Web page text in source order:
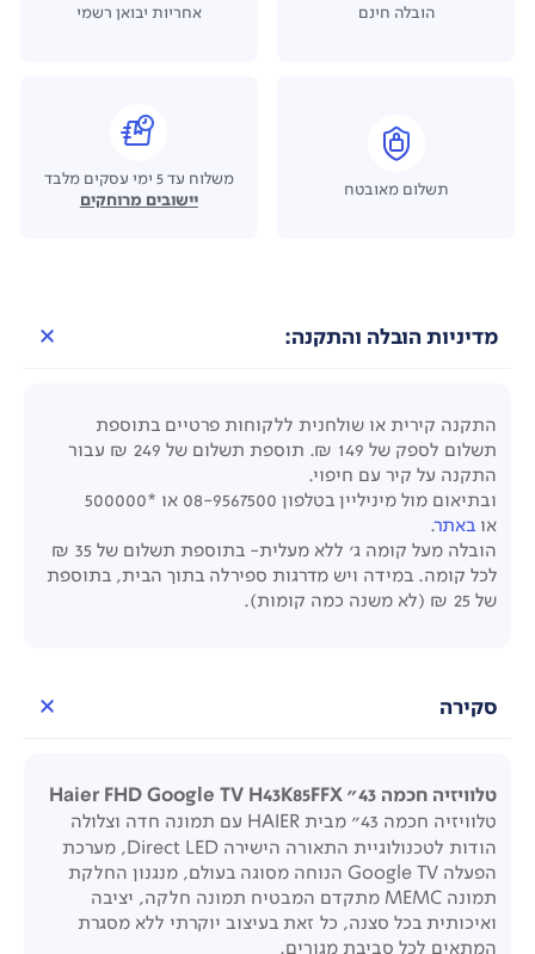
הובלה חינם אחריות יבואן רשמי
תשלום מאובטח
משלוח עד 5 ימי עסקים מלבד
יישובים מרוחקים
מדיניות הובלה והתקנה:
התקנה קירית או שולחנית ללקוחות פרטיים בתוספת
תשלום לספק של 149 ₪. תוספת תשלום של 249
₪ עבור
התקנה על קיר עם חיפוי.
ובתיאום מול מיניליין בטלפון
08-9567500 או *500000
או באתר.
הובלה מעל קומה ג' ללא מעלית- בתוספת תשלום של 35 ₪
לכל קומה. במידה ויש מדרגות ספירלה בתוך הבית, בתוספת
של 25 ₪ (לא משנה כמה קומות).
סקירה
טלוויזיה חכמה Haier FHD Google TV H43K85FFX "43
טלוויזיה חכמה 43" מבית HAIER עם תמונה חדה וצלולה
הודות לטכנולוגיית התאורה הישירה Direct LED, מערכת
הפעלה Google TV הנוחה מסוגה בעולם, מנגנון החלקת
תמונה MEMC מתקדם המבטיח תמונה חלקה, יציבה
ואיכותית בכל סצנה, כל זאת בעיצוב יוקרתי ללא מסגרת
המתאים לכל סביבת מגורים.